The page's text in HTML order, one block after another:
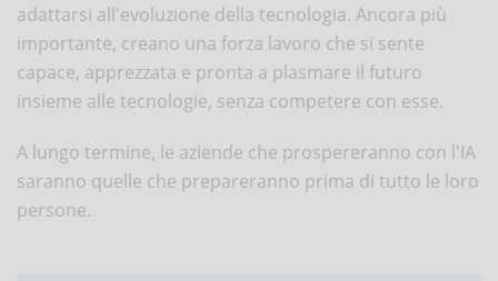
adattarsi all'evoluzione della tecnologia. Ancora più
importante, creano una forza lavoro che si sente
capace, apprezzata e pronta a plasmare il futuro
insieme alle tecnologie, senza competere con esse.
A lungo termine, le aziende che prospereranno con l'IA
saranno quelle che prepareranno prima di tutto le loro
persone.